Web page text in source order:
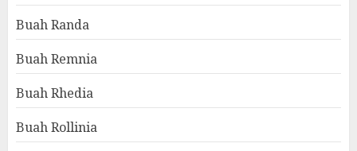
Buah Randa
Buah Remnia
Buah Rhedia
Buah Rollinia